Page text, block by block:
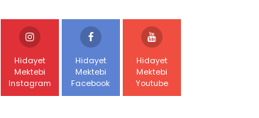
Hidayet
Mektebi
Instagram
Hidayet
Mektebi
Facebook
Hidayet
Mektebi
Youtube